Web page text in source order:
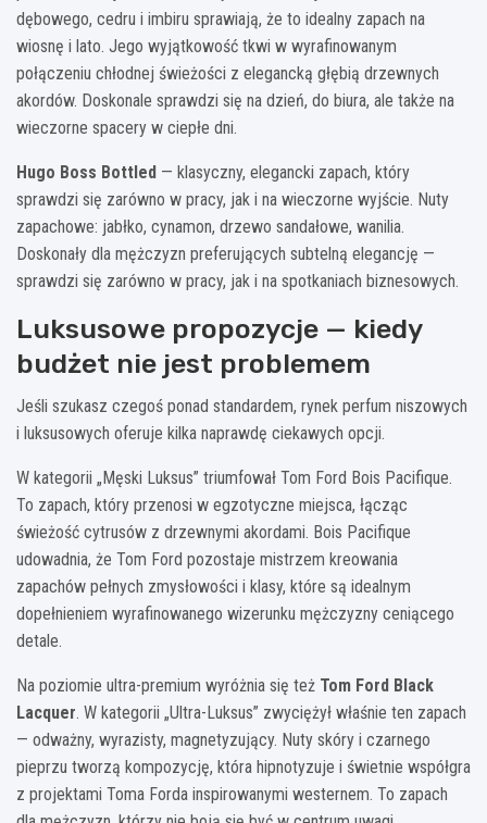
dębowego, cedru i imbiru sprawiają, że to idealny zapach na
wiosnę i lato. Jego wyjątkowość tkwi w wyrafinowanym
połączeniu chłodnej świeżości z elegancką głębią drzewnych
akordów. Doskonale sprawdzi się na dzień, do biura, ale także na
wieczorne spacery w ciepłe dni.
Hugo Boss Bottled — klasyczny, elegancki zapach, który
sprawdzi się zarówno w pracy, jak i na wieczorne wyjście. Nuty
zapachowe: jabłko, cynamon, drzewo sandałowe, wanilia.
Doskonały dla mężczyzn preferujących subtelną elegancję —
sprawdzi się zarówno w pracy, jak i na spotkaniach biznesowych.
Luksusowe propozycje — kiedy
budżet nie jest problemem
Jeśli szukasz czegoś ponad standardem, rynek perfum niszowych
i luksusowych oferuje kilka naprawdę ciekawych opcji.
W kategorii „Męski Luksus” triumfował Tom Ford Bois Pacifique.
To zapach, który przenosi w egzotyczne miejsca, łącząc
świeżość cytrusów z drzewnymi akordami. Bois Pacifique
udowadnia, że Tom Ford pozostaje mistrzem kreowania
zapachów pełnych zmysłowości i klasy, które są idealnym
dopełnieniem wyrafinowanego wizerunku mężczyzny ceniącego
detale.
Na poziomie ultra-premium wyróżnia się też Tom Ford Black
Lacquer. W kategorii „Ultra-Luksus” zwyciężył właśnie ten zapach
— odważny, wyrazisty, magnetyzujący. Nuty skóry i czarnego
pieprzu tworzą kompozycję, która hipnotyzuje i świetnie współgra
z projektami Toma Forda inspirowanymi westernem. To zapach